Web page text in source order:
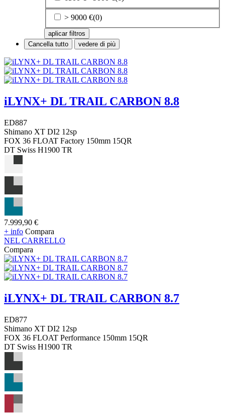
> 9000 €(0)
aplicar filtros
Cancella tutto
vedere di più
iLYNX+ DL TRAIL CARBON 8.8
ED887
Shimano XT DI2 12sp
FOX 36 FLOAT Factory 150mm 15QR
DT Swiss H1900 TR
7.999,90 €
+ info Compara
NEL CARRELLO
Compara
iLYNX+ DL TRAIL CARBON 8.7
ED877
Shimano XT DI2 12sp
FOX 36 FLOAT Performance 150mm 15QR
DT Swiss H1900 TR